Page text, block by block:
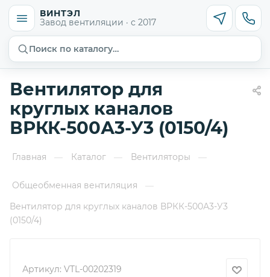
ВИНТЭЛ
Завод вентиляции · с 2017
Поиск по каталогу…
Вентилятор для
круглых каналов
ВРКК-500А3-У3 (0150/4)
Главная — Каталог — Вентиляторы —
Общеобменная вентиляция
—
Вентилятор для круглых каналов ВРКК-500А3-У3
(0150/4)
Артикул: VTL-00202319